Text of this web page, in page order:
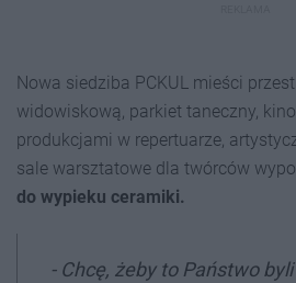
Nowa siedziba PCKUL mieści
widowiskową, parkiet taneczny,
produkcjami w repertuarze,
sale warsztatowe dla twórców
do wypieku ceramiki.
- Chcę, żeby to Państwo